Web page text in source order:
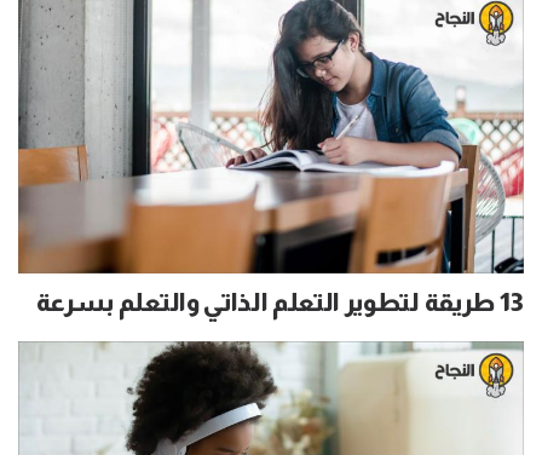
13 طريقة لتطوير التعلم الذاتي والتعلم بسرعة